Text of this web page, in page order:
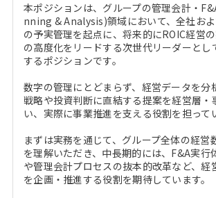
年齢と年収の相関図
本ポジションは、グループの管理会計・
nning & Analysis)領域において、全社お
の予実管理を起点に、将来的にROIC経営
の高度化をリードする次世代リーダーとし
するポジションです。
数字の管理にとどまらず、経営データを分
戦略や投資判断に直結する提案を経営層・
い、実際に事業推進を支える役割を担って
まずは実務を通じて、グループ全体の経営
を理解いただき、中長期的には、F&A実行
や管理会計プロセスの抜本的改革など、経
を企画・推進する役割を期待しています。